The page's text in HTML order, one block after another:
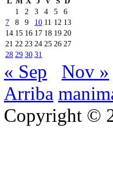
1
2 3 4 5
6
7
8 9 10 11 12 13
14 15 16 17 18 19 20
21 22 23 24 25 26 27
28 29 30 31
« Sep
Nov »
Arriba
Copyright ©